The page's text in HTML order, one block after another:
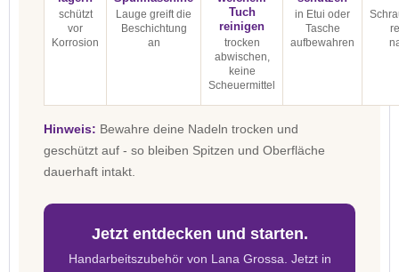
schützt
vor
Korrosion
Lauge greift die
Beschichtung
an
Tuch
reinigen
trocken
abwischen,
keine
Scheuermittel
in Etui oder
Tasche
aufbewahren
Hinweis: Bewahre deine Nadeln trocken und
geschützt auf - so bleiben Spitzen und Oberfläche
dauerhaft intakt.
Jetzt entdecken und starten.
Handarbeitszubehör von Lana Grossa. Jetzt in